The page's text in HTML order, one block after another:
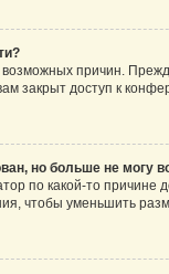
причин.
закрыт доступ к
но больше не могу
по какой-то причине
чтобы уменьшить